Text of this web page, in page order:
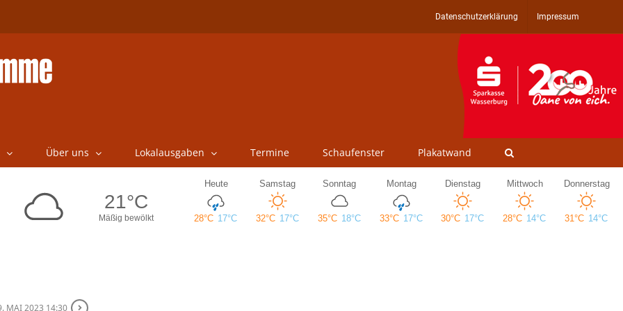
Datenschutzerklärung Impressum
Über uns Lokalausgaben Termine Schaufenster Plakatwand
MAI 2023 14:30